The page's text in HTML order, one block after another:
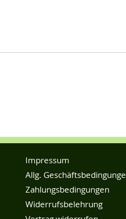
Impressum
Allg.
Zahlungsbedingungen
Widerrufsbelehrung